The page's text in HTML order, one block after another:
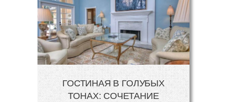
ГОСТИНАЯ В ГОЛУБЫХ
ТОНАХ: СОЧЕТАНИЕ